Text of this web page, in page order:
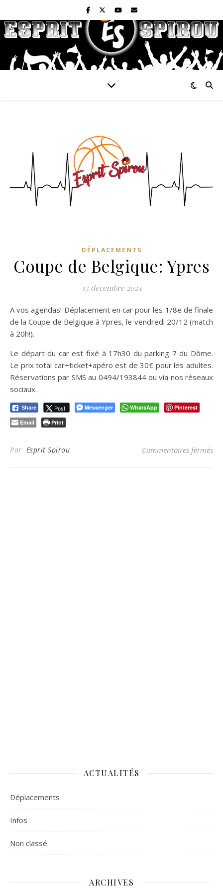
DÉPLACEMENTS
Coupe de Belgique: Ypres
13 décembre 2024
A vos agendas! Déplacement en car pour les 1/8e de finale
de la Coupe de Belgique à Ypres, le vendredi 20/12 (match
à 20h!).
Le départ du car est fixé à 17h30 du parking 7 du Dôme.
Le prix total car+ticket+apéro est de 30€ pour les adultes.
Réservations par SMS au 0494/193844 ou via nos réseaux
sociaux.
Share Post Messenger WhatsApp
Pinterest
Email
Print
Par Esprit Spirou Commentaires fermés
ACTUALITÉS
Déplacements
Infos
Non classé
ARCHIVES